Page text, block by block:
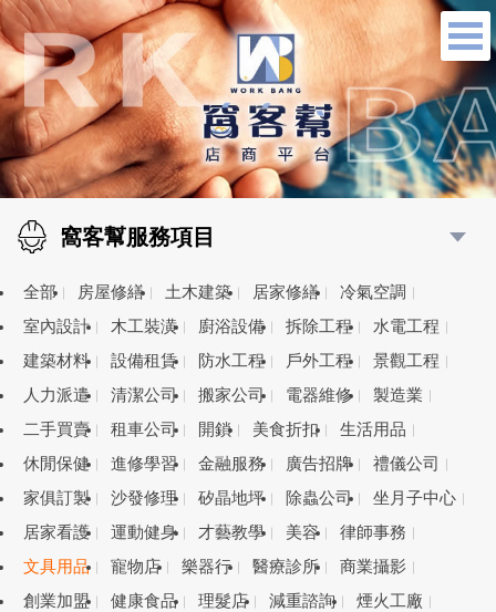
窩客幫服務項目
全部 房屋修繕 土木建築 居家修繕
冷氣空調
室內設計
木工裝潢 廚浴設備 拆除工程
水電工程
建築材料
設備租賃 防水工程 戶外工程
景觀工程
人力派遣
清潔公司 搬家公司 電器維修
製造業
二手買賣
租車公司 開鎖 美食折扣
生活用品
休閒保健
進修學習 金融服務 廣告招牌
禮儀公司
家俱訂製
沙發修理 矽晶地坪 除蟲公司
坐月子中心
居家看護
運動健身 才藝教學 美容
律師事務
文具用品
寵物店 樂器行 醫療診所
商業攝影
創業加盟
健康食品 理髮店 減重諮詢
煙火工廠